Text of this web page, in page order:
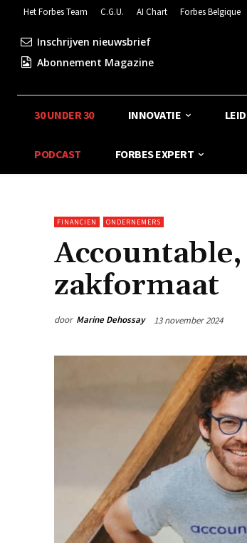
Het Forbes Team C.G.U. AI Chart Forbes Belgique
Inschrijven nieuwsbrief
Abonnement Magazine
30 UNDER 30 INNOVATIE
PODCAST FORBES EXPERT
FINANCIEN ONDERNEMERS
zakformaat
door Marine Dehossay 13 november 2024